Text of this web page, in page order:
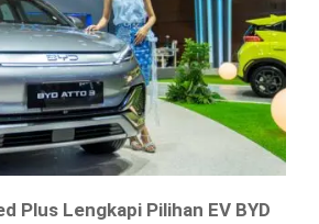
Plus Lengkapi Pilihan EV BYD